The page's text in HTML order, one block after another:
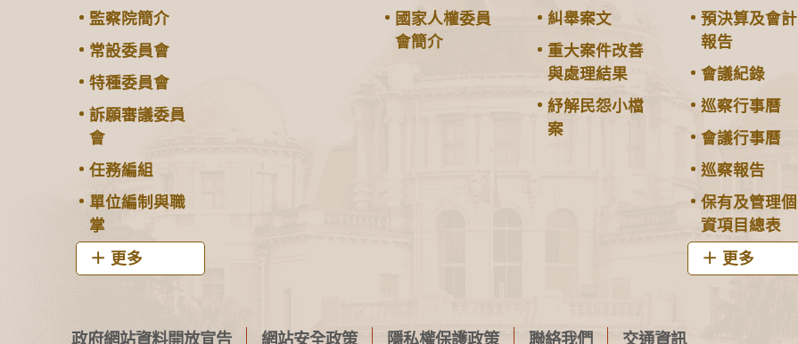
監察院簡介
常設委員會
特種委員會
訴願審議委員
會
任務編組
單位編制與職
掌
更多
國家人權委員
會簡介
糾舉案文
重大案件改善
與處理結果
紓解民怨小檔
案
預決算及會計
報告
會議紀錄
巡察行事曆
會議行事曆
巡察報告
保有及管理個
資項目總表
更多
政府網站資料開放宣告 網站安全政策 隱私權保護政策 聯絡我們 交通資訊